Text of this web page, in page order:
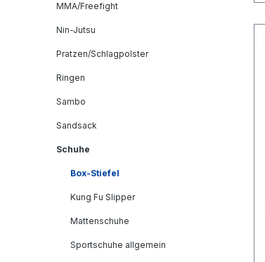
MMA/Freefight
Nin-Jutsu
Pratzen/Schlagpolster
Ringen
Sambo
Sandsack
Schuhe
Box-Stiefel
Kung Fu Slipper
Mattenschuhe
Sportschuhe allgemein